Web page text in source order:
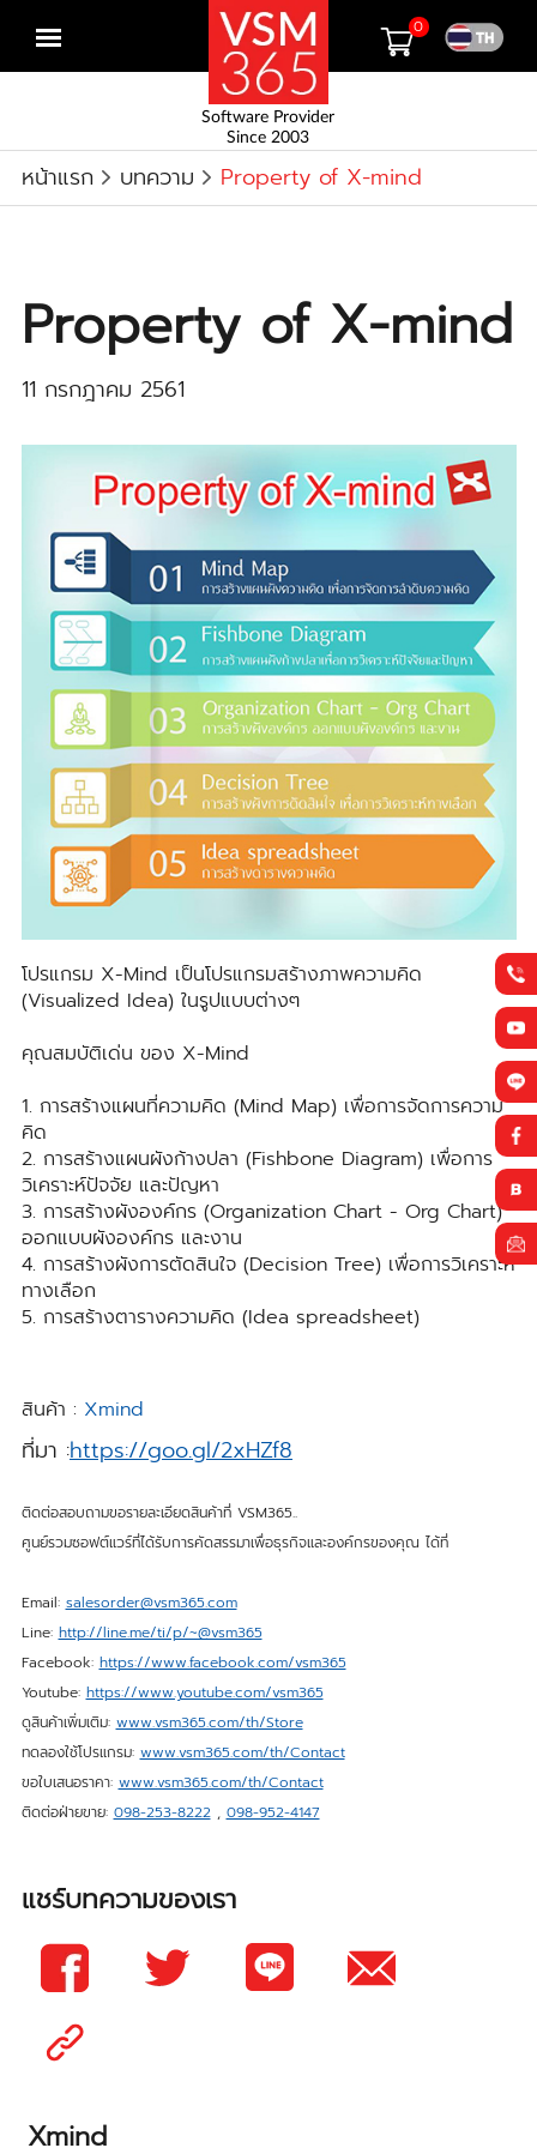
Open
Software Provider
Since 2003
0
หน้าแรก บทความ Property of X-mind
Property of X-mind
11 กรกฎาคม 2561
โปรแกรม X-Mind เป็นโปรแกรมสร้างภาพความคิด
(Visualized Idea) ในรูปแบบต่างๆ
คุณสมบัติเด่น ของ X-Mind
1. การสร้างแผนที่ความคิด (Mind Map) เพื่อการจัดการความ
คิด
2. การสร้างแผนผังก้างปลา (Fishbone Diagram) เพื่อการ
วิเคราะห์ปัจจัย และปัญหา
3. การสร้างผังองค์กร (Organization Chart - Org Chart)
ออกแบบผังองค์กร และงาน
4. การสร้างผังการตัดสินใจ (Decision Tree) เพื่อการวิเคราะห์
ทางเลือก
5. การสร้างตารางความคิด (Idea spreadsheet)
สินค้า : Xmind
ที่มา :https://goo.gl/2xHZf8
ติดต่อสอบถามขอรายละเอียดสินค้าที่ VSM365..
ศูนย์รวมซอฟต์แวร์ที่ได้รับการคัดสรรมาเพื่อธุรกิจและองค์กรของคุณ ได้ที่
Email: salesorder@vsm365.com
Line: http://line.me/ti/p/~@vsm365
Facebook: https://www.facebook.com/vsm365
Youtube: https://www.youtube.com/vsm365
ดูสินค้าเพิ่มเติม: www.vsm365.com/th/Store
ทดลองใช้โปรแกรม: www.vsm365.com/th/Contact
ขอใบเสนอราคา: www.vsm365.com/th/Contact
ติดต่อฝ่ายขาย: 098-253-8222, 098-952-4147
แชร์บทความของเรา
Xmind